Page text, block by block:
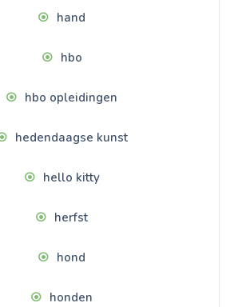
hand
hbo
hbo opleidingen
hedendaagse kunst
hello kitty
herfst
hond
honden